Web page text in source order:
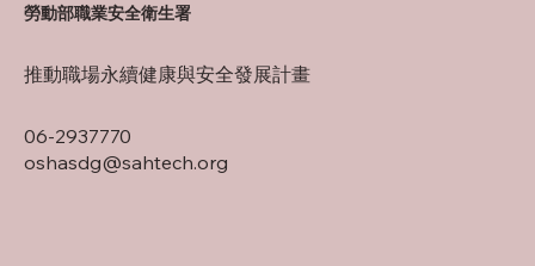
勞動部職業安全衛生署
推動職場永續健康與安全發展計畫
06-2937770
oshasdg@sahtech.org